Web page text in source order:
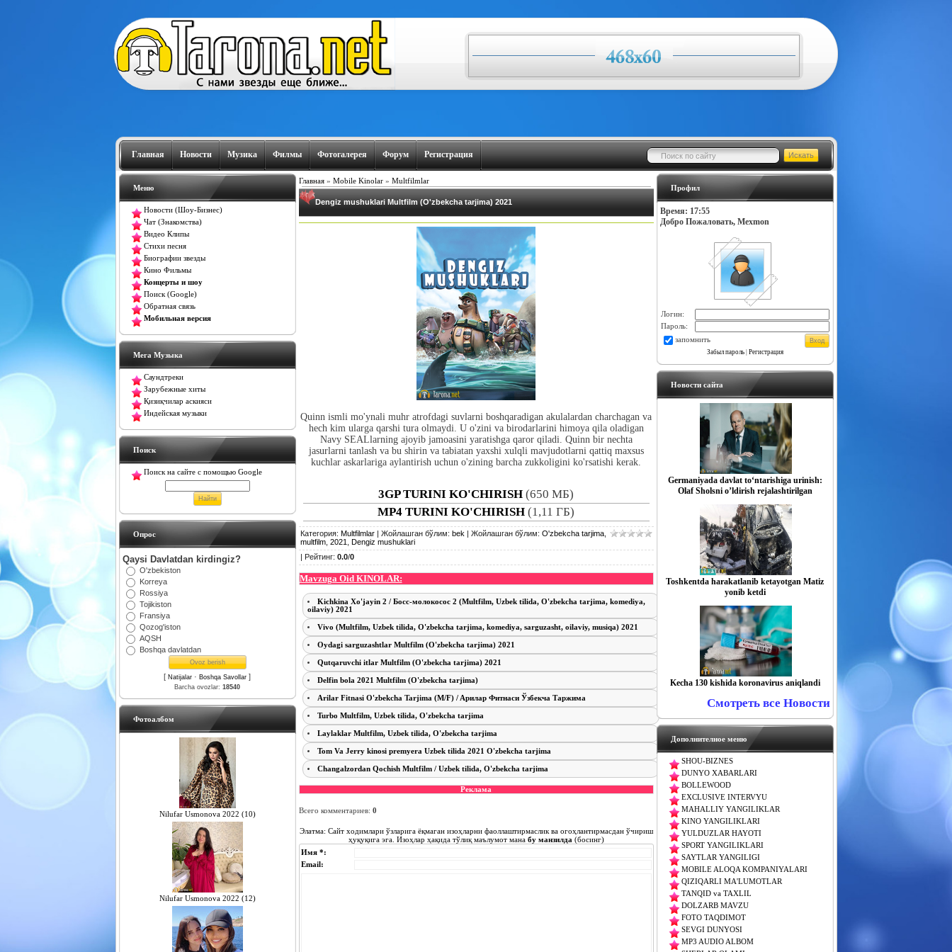
Главная Новости Музика Филмы Фотогалерея Форум Регистрация
Меню
Новости (Шоу-Бизнес)
Чат (Знакомства)
Видео Клипы
Стихи песня
Биографии звезды
Кино Фильмы
Концерты и шоу
Поиск (Google)
Обратная связь
Мобильная версия
Мега Музыка
Саундтреки
Зарубежные хиты
Қизиқчилар аскияси
Индейская музыки
Поиск
Поиск на сайте с помощью Google
Oпрос
Qaysi Davlatdan kirdingiz?
O'zbekiston
Korreya
Rossiya
Tojikiston
Fransiya
Qozog'iston
AQSH
Boshqa davlatdan
[ Natijalar · Boshqa Savollar ]
Barcha ovozlar: 18540
Фотоалбом
Nilufar Usmonova 2022 (10)
Nilufar Usmonova 2022 (12)
Главная» Mobile Kinolar» Multfilmlar
Dengiz mushuklari Multfilm (O'zbekcha tarjima) 2021
Quinn ismli mo'ynali muhr atrofdagi suvlarni boshqaradigan akulalardan charchagan va
hech kim ularga qarshi tura olmaydi. U o'zini va birodarlarini himoya qila oladigan
Navy SEALlarning ajoyib jamoasini yaratishga qaror qiladi. Quinn bir nechta
jasurlarni tanlash va bu shirin va tabiatan yaxshi xulqli mavjudotlarni qattiq maxsus
kuchlar askarlariga aylantirish uchun o'zining barcha zukkoligini ko'rsatishi kerak.
3GP TURINI KO'CHIRISH (650 МБ)
MP4 TURINI KO'CHIRISH (1,11 ГБ)
Категория: Multfilmlar| Жойлашган бўлим: bek | Жойлашган бўлим: O'zbekcha tarjima,
multfilm, 2021
Dengiz mushuklari
| Рейтинг: 0.0/0
Mavzuga Oid KINOLAR:
Kichkina Xo'jayin 2 / Босс-молокосос 2 (Multfilm, Uzbek tilida, O'zbekcha tarjima, komediya,
oilaviy) 2021
Vivo (Multfilm, Uzbek tilida, O'zbekcha tarjima, komediya, sarguzasht, oilaviy, musiqa) 2021
Oydagi sarguzashtlar Multfilm (O'zbekcha tarjima) 2021
Qutqaruvchi itlar Multfilm (O'zbekcha tarjima) 2021
Delfin bola 2021 Multfilm (O'zbekcha tarjima)
Arilar Fitnasi O'zbekcha Tarjima (M/F) / Aрилар Фитнаси Ўзбекча Таржима
Turbo Multfilm, Uzbek tilida, O'zbekcha tarjima
Laylaklar Multfilm, Uzbek tilida, O'zbekcha tarjima
Tom Va Jerry kinosi premyera Uzbek tilida 2021 O'zbekcha tarjima
Changalzordan Qochish Multfilm / Uzbek tilida, O'zbekcha tarjima
Реклама
Всего комментариев: 0
Элатма: Сайт ходимлари ўзларига ёқмаган изоҳларни фаоллаштирмаслик ва огоҳлантирмасдан ўчириш
ҳуқуқига эга. Изоҳлар ҳақида тўлиқ маълумот манабу манзилда (босинг)
Имя *:
Email:
Профил
Время: 17:55
Добро Пожаловать, Mexmon
Логин:
Пароль:
запомнить
Забыл пароль| Регистрация
Новости сайта
Germaniyada davlat to‘ntarishiga urinish:
Olaf Sholsni o’ldirish rejalashtirilgan
Toshkentda harakatlanib ketayotgan Matiz
yonib ketdi
Kecha 130 kishida koronavirus aniqlandi
Смотреть все Новости
Дополнителное меню
SHOU-BIZNES
DUNYO XABARLARI
BOLLEWOOD
EXCLUSIVE INTERVYU
MAHALLIY YANGILIKLAR
KINO YANGILIKLARI
YULDUZLAR HAYOTI
SPORT YANGILIKLARI
SAYTLAR YANGILIGI
MOBILE ALOQA KOMPANIYALARI
QIZIQARLI MA'LUMOTLAR
TANQID va TAXLIL
DOLZARB MAVZU
FOTO TAQDIMOT
SEVGI DUNYOSI
MP3 AUDIO ALBOM